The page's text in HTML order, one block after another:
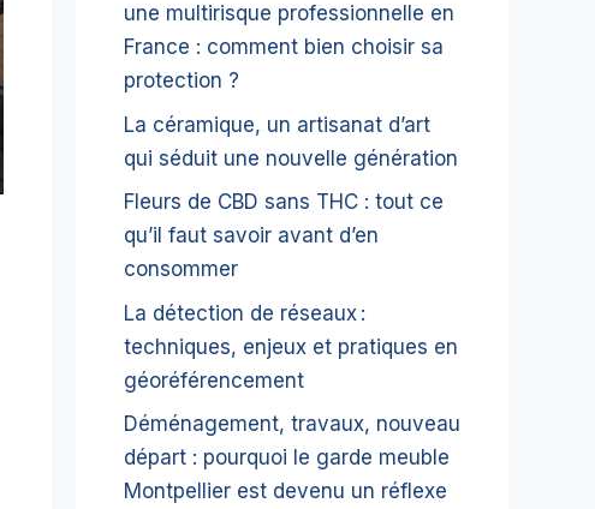
une multirisque professionnelle en
France : comment bien choisir sa
protection ?
La céramique, un artisanat d’art
qui séduit une nouvelle génération
Fleurs de CBD sans THC : tout ce
qu’il faut savoir avant d’en
consommer
La détection de réseaux :
techniques, enjeux et pratiques en
géoréférencement
Déménagement, travaux, nouveau
départ : pourquoi le garde meuble
Montpellier est devenu un réflexe